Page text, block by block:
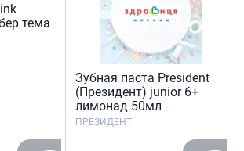
тема
Зубная паста President
(Президент) junior 6+
лимонад 50мл
ПРЕЗИДЕНТ